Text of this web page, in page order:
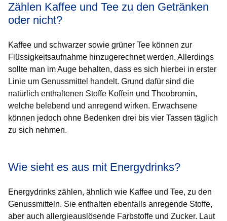
Zählen Kaffee und Tee zu den Getränken
oder nicht?
Kaffee und schwarzer sowie grüner Tee können zur
Flüssigkeitsaufnahme hinzugerechnet werden. Allerdings
sollte man im Auge behalten, dass es sich hierbei in erster
Linie um Genussmittel handelt. Grund dafür sind die
natürlich enthaltenen Stoffe Koffein und Theobromin,
welche belebend und anregend wirken. Erwachsene
können jedoch ohne Bedenken drei bis vier Tassen täglich
zu sich nehmen.
Wie sieht es aus mit Energydrinks?
Energydrinks zählen, ähnlich wie Kaffee und Tee, zu den
Genussmitteln. Sie enthalten ebenfalls anregende Stoffe,
aber auch allergieauslösende Farbstoffe und Zucker. Laut